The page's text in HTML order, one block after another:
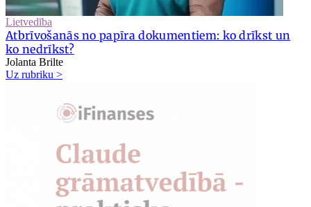
Lietvedība
Atbrīvošanās no papīra dokumentiem: ko drīkst un
ko nedrīkst?
Jolanta Brilte
Uz rubriku >